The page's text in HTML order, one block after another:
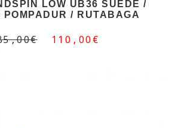
LOW UB36 SUEDE /
POMPADUR / RUTABAGA
110,00€